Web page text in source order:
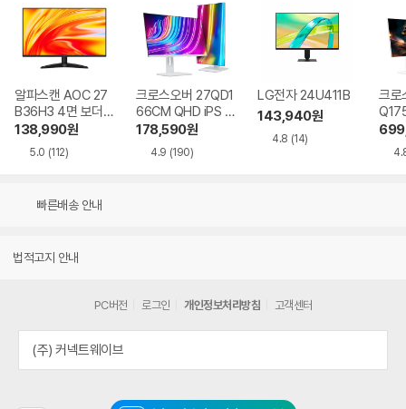
알파스캔 AOC 27
B36H3 4면 보더리
스 IPS 120 시력보
호 무결점
138,990원
5.0 (112)
크로스오버 27QD1
66CM QHD iPS U
SB-C 화이트 Ai 멀
티스탠드
178,590원
4.9 (190)
LG전자 24U411B
143,940원
4.8 (14)
크로
Ai
빠른배송 안내
법적고지 안내
PC버전 로그인 개인정보처리방침 고객센터
(주) 커넥트웨이브